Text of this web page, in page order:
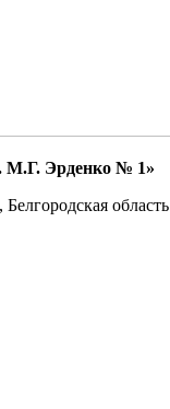
Эрденко № 1»
область